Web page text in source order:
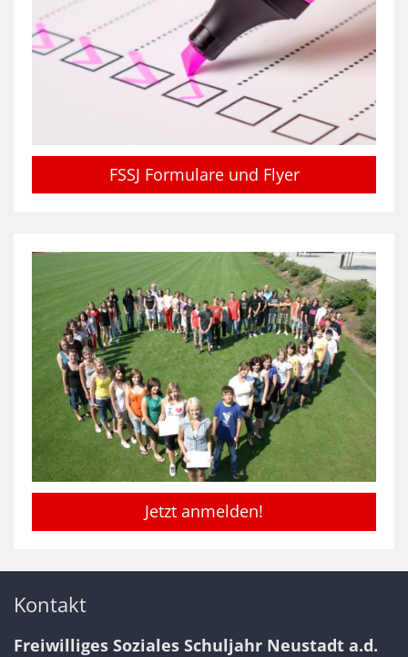
FSSJ Formulare und Flyer
Jetzt anmelden!
Kontakt
Freiwilliges Soziales Schuljahr Neustadt a.d.